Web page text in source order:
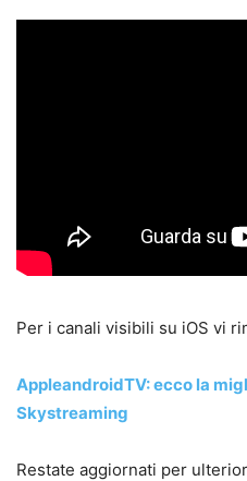
Per i canali visibili su iOS vi
AppleandroidTV: ecco la
Skystreaming
Restate aggiornati per